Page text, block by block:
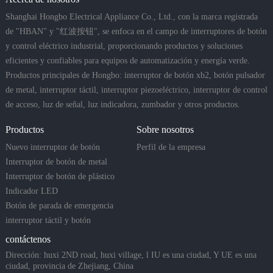
categorías de utilización de
estos interruptores impermeables
de b
Shanghai Hongbo Electrical Appliance Co., Ltd., con la marca registrada
de "HBAN" y "红波按钮", se enfoca en el campo de interruptores de botón
y control eléctrico industrial, proporcionando productos y soluciones
eficientes y confiables para equipos de automatización y energía verde.
Productos principales de Hongbo: interruptor de botón xb2, botón pulsador
de metal, interruptor táctil, interruptor piezoeléctrico, interruptor de control
de acceso, luz de señal, luz indicadora, zumbador y otros productos.
Productos
Nuevo interruptor de botón
Interruptor de botón de metal
Interruptor de botón de plástico
Indicador LED
Botón de parada de emergencia
interruptor táctil y botón
piezoeléctrico
Sobre nosotros
Perfil de la empresa
contáctenos
Dirección: huxi 2ND road, huxi village, l IU es una ciudad, Y UE es una
ciudad, provincia de Zhejiang, China